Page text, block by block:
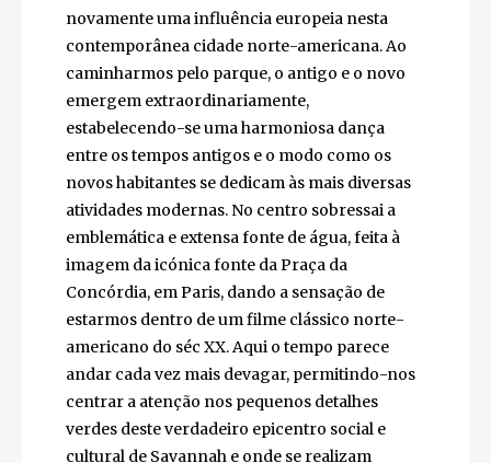
sua verdadeira alma. Um parque extenso, foi
concebido com forte inspiração nos parques
verdes franceses de Paris, revelando
novamente uma influência europeia nesta
contemporânea cidade norte-americana. Ao
caminharmos pelo parque, o antigo e o novo
emergem extraordinariamente,
estabelecendo-se uma harmoniosa dança
entre os tempos antigos e o modo como os
novos habitantes se dedicam às mais
diversas atividades modernas. No centro
sobressai a emblemática e extensa fonte de
água, feita à imagem da icónica fonte da
Praça da Concórdia, em Paris, dando a
sensação de estarmos dentro de um filme
clássico norte-americano do séc XX. Aqui o
tempo parece andar cada vez mais devagar,